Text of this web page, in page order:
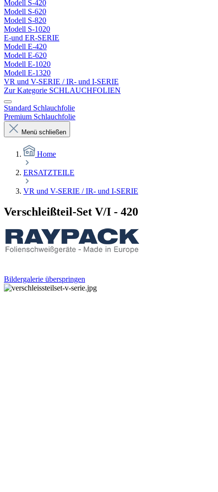
Modell S-420
Modell S-620
Modell S-820
Modell S-1020
E-und ER-SERIE
Modell E-420
Modell E-620
Modell E-1020
Modell E-1320
VR und V-SERIE / IR- und I-SERIE
Zur Kategorie SCHLAUCHFOLIEN
Standard Schlauchfolie
Premium Schlauchfolie
Menü schließen
Home
ERSATZTEILE
VR und V-SERIE / IR- und I-SERIE
Verschleißteil-Set V/I - 420
Bildergalerie überspringen